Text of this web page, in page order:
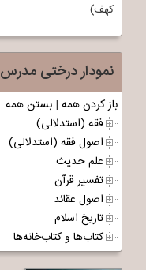
کهف)
نمودار درختی مدرس
باز کردن همه | بستن همه
فقه (استدلالی)
اصول فقه (استدلالی)
علم حدیث
تفسیر قرآن
اصول عقائد
تاریخ اسلام
کتاب‌ها و کتاب‌خانه‌ها